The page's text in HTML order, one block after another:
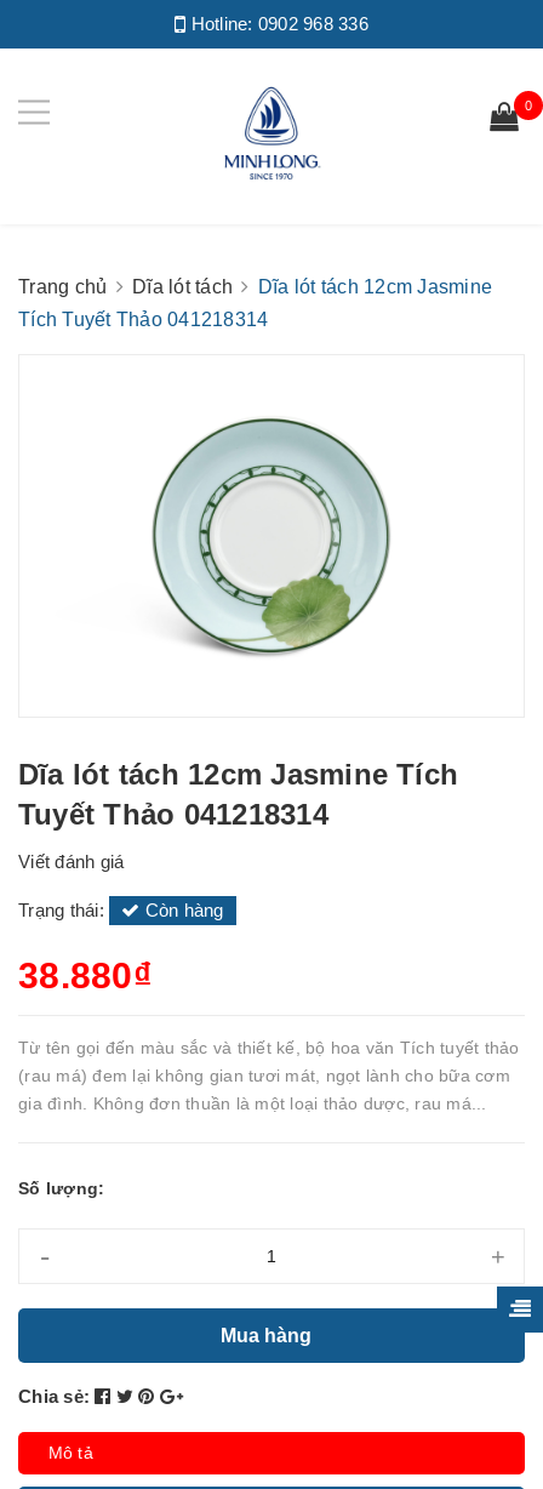
Hotline: 0902 968 336
0
Trang chủ Dĩa lót tách
Dĩa lót tách 12cm Jasmine
Tích Tuyết Thảo 041218314
Dĩa lót tách 12cm Jasmine Tích
Tuyết Thảo 041218314
Viết đánh giá
Trạng thái: Còn hàng
38.880₫
Từ tên gọi đến màu sắc và thiết kế, bộ hoa văn Tích tuyết thảo
(rau má) đem lại không gian tươi mát, ngọt lành cho bữa cơm
gia đình. Không đơn thuần là một loại thảo dược, rau má...
Số lượng:
- +
Mua hàng
Chia sẻ:
Mô tả